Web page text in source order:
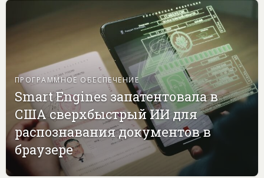
ПРОГРАММНОЕ ОБЕСПЕЧЕНИЕ
Smart Engines запатентовала в
США сверхбыстрый ИИ для
распознавания документов в
браузере